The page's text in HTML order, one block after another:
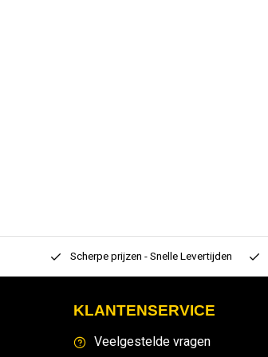
Scherpe prijzen - Snelle Levertijden
KLANTENSERVICE
Veelgestelde vragen